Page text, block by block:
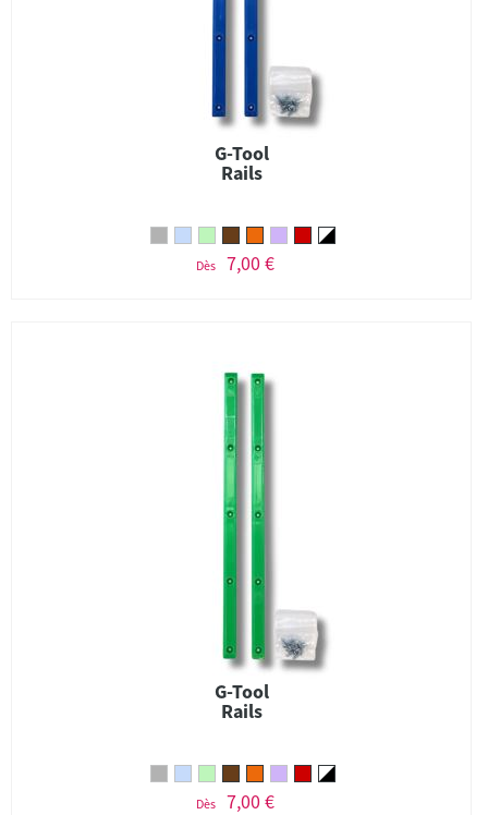
G-Tool
Rails
Dès 7,00 €
G-Tool
Rails
Dès 7,00 €